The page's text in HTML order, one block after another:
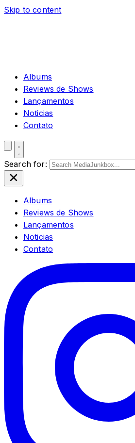
Skip to content
Albums
Reviews de Shows
Lançamentos
Noticias
Contato
Search for:
Albums
Reviews de Shows
Lançamentos
Noticias
Contato